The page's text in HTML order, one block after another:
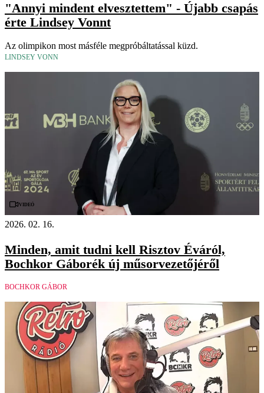
"Annyi mindent elvesztettem" - Újabb csapás
érte Lindsey Vonnt
Az olimpikon most másféle megpróbáltatással küzd.
LINDSEY VONN
Videó
2026. 02. 16.
Minden, amit tudni kell Risztov Éváról,
Bochkor Gáborék új műsorvezetőjéről
BOCHKOR GÁBOR